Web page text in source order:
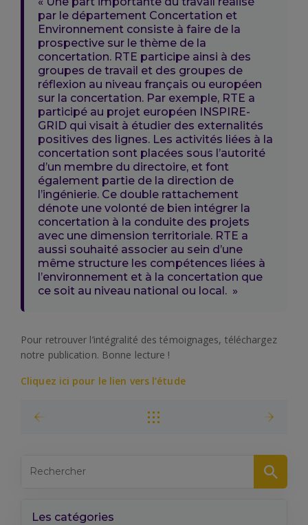
par le département Concertation et
Environnement consiste à faire de la
prospective sur le thème de la
concertation. RTE participe ainsi à des
groupes de travail et des groupes de
réflexion au niveau français ou européen
sur la concertation. Par exemple, RTE a
participé au projet européen INSPIRE-
GRID qui visait à étudier des externalités
positives des lignes. Les activités liées à la
concertation sont placées sous l’autorité
d’un membre du directoire, et font
également partie de la direction de
l’ingénierie. Ce double rattachement
dénote une volonté de bien intégrer la
concertation à la conduite des projets
avec une dimension territoriale. RTE a
aussi souhaité associer au sein d’une
même structure les compétences liées à
l’environnement et à la concertation que
ce soit au niveau national ou local. »
Pour retrouver l’intégralité des témoignages, téléchargez
notre publication. Bonne lecture !
Cliquez ici pour le lien vers l’étude
Les catégories